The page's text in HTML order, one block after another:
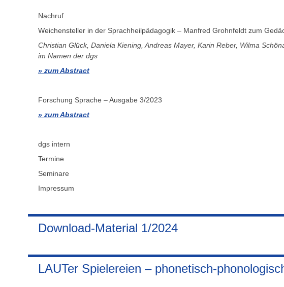
Nachruf
Weichensteller in der Sprachheilpädagogik – Manfred Grohnfeldt zum
Christian Glück, Daniela Kiening, Andreas Mayer, Karin Reber, Wilma
im Namen der dgs
zum Abstract
Forschung Sprache – Ausgabe 3/2023
zum Abstract
dgs intern
Termine
Seminare
Impressum
Download-Material 1/2024
LAUTer Spielereien – phonetisch-